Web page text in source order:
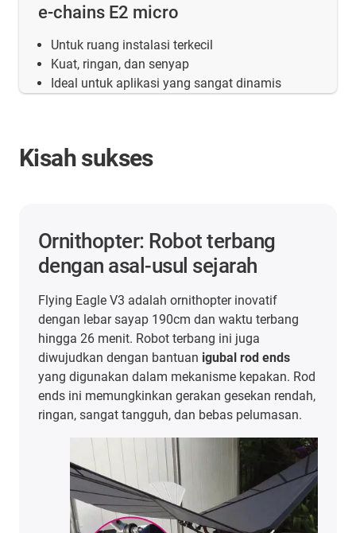
e-chains E2 micro
Untuk ruang instalasi terkecil
Kuat, ringan, dan senyap
Ideal untuk aplikasi yang sangat dinamis
Kisah sukses
Ornithopter: Robot terbang
dengan asal-usul sejarah
Flying Eagle V3 adalah ornithopter inovatif
dengan lebar sayap 190cm dan waktu terbang
hingga 26 menit. Robot terbang ini juga
diwujudkan dengan bantuan igubal rod ends
yang digunakan dalam mekanisme kepakan. Rod
ends ini memungkinkan gerakan gesekan rendah,
ringan, sangat tangguh, dan bebas pelumasan.